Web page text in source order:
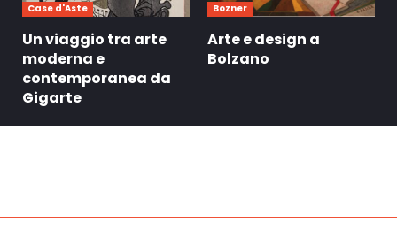
Case d'Aste
Un viaggio tra arte
moderna e
contemporanea da
Gigarte
Bozner
Arte e design a
Bolzano